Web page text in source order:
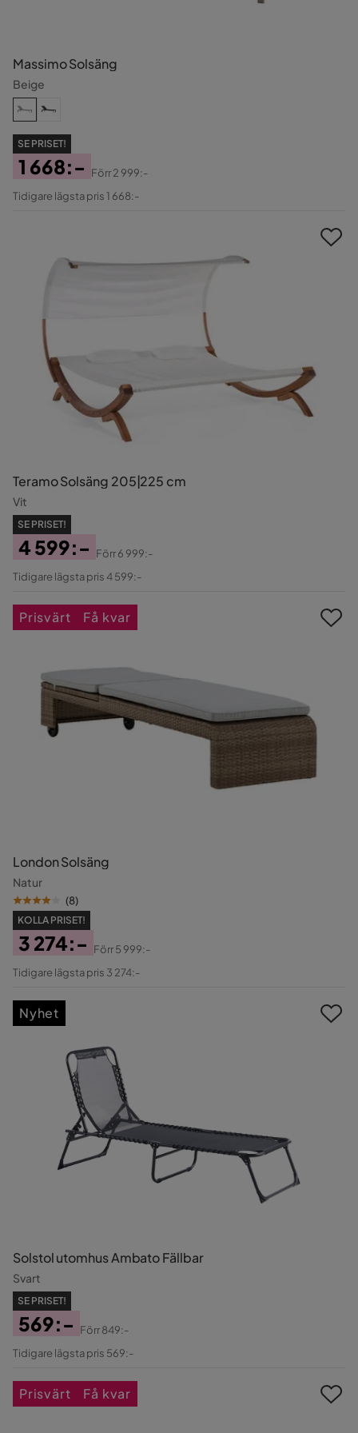
Massimo Solsäng
Beige
SE PRISET!
Pris
1 668:-
Original
Förr2 999:-
Tidigare lägsta pris 1 668:-
Teramo Solsäng 205|225 cm
Vit
SE PRISET!
Pris
4 599:-
Original
Förr6 999:-
Tidigare lägsta pris 4 599:-
London Solsäng
Natur
(8)
KOLLA PRISET!
Pris
3 274:-
Original
Förr5 999:-
Tidigare lägsta pris 3 274:-
Prisvärt Få kvar
Solstol utomhus Ambato Fällbar
Svart
SE PRISET!
Pris
569:-
Original
Förr849:-
Tidigare lägsta pris 569:-
Nyhet
Prisvärt Få kvar